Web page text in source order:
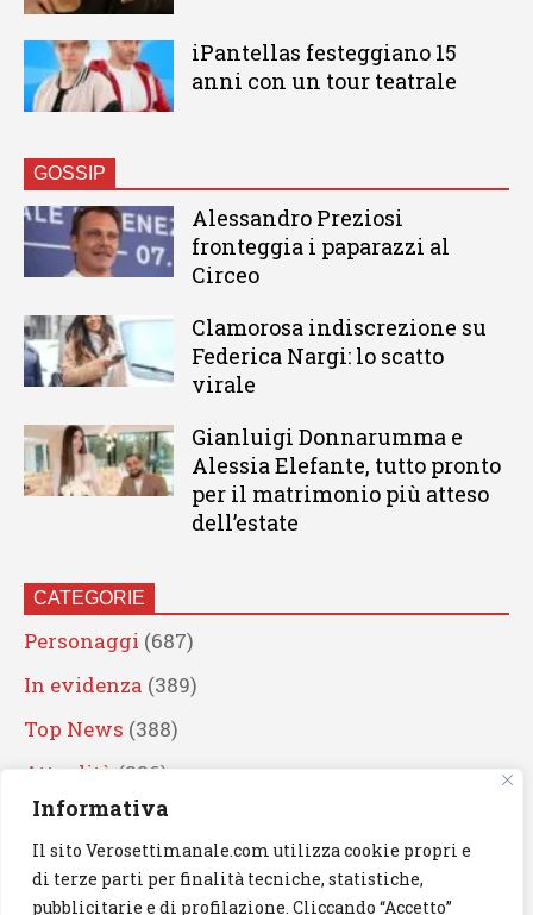
Informativa
Il sito Verosettimanale.com utilizza cookie propri e
di terze parti per finalità tecniche, statistiche,
pubblicitarie e di profilazione. Cliccando “Accetto”
iPantellas festeggiano 15
anni con un tour teatrale
GOSSIP
Alessandro Preziosi
fronteggia i paparazzi al
Circeo
Clamorosa indiscrezione su
Federica Nargi: lo scatto
virale
Gianluigi Donnarumma e
Alessia Elefante, tutto pronto
per il matrimonio più atteso
dell’estate
CATEGORIE
Personaggi (687)
In evidenza (389)
Top News (388)
Attualità (336)
Eventi(330)
Artisti (241)
News(238)